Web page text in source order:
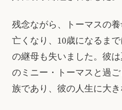
残念ながら、トーマスの
亡くなり、10歳になるま
の継母も失いました。彼
のミニー・トーマスと過
族であり、彼の人生に大き